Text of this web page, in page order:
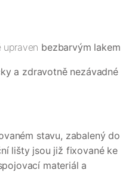
bezbarvým lakem
a zdravotně nezávadné
stavu, zabalený do
lišty jsou již fixované ke
materiál a